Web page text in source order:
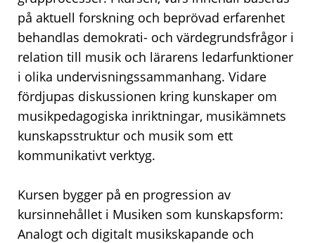
på aktuell forskning och beprövad erfarenhet
behandlas demokrati- och värdegrundsfrågor i
relation till musik och lärarens ledarfunktioner
i olika undervisningssammanhang. Vidare
fördjupas diskussionen kring kunskaper om
musikpedagogiska inriktningar, musikämnets
kunskapsstruktur och musik som ett
kommunikativt verktyg.
Kursen bygger på en progression av
kursinnehållet i Musiken som kunskapsform:
Analogt och digitalt musikskapande och